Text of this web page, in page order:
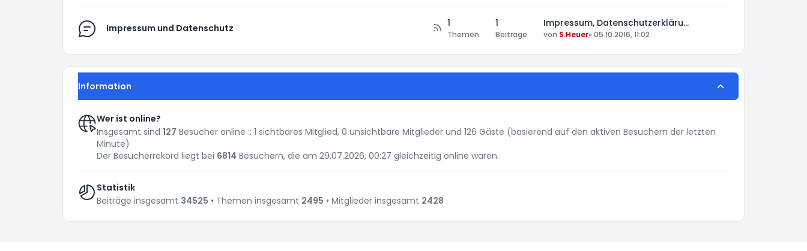
Impressum und Datenschutz 1
Themen
1
Beiträge
Impressum, Datenschutzerkläru…
von S.Heuer» 05.10.2016, 11:02
Information
Wer ist online?
Insgesamt sind 127 Besucher online :: 1 sichtbares Mitglied, 0 unsichtbare Mitglieder und 126 Gäste (basierend auf den aktiven Besuchern der letzten
Minute)
Der Besucherrekord liegt bei 6814 Besuchern, die am 29.07.2026, 00:27 gleichzeitig online waren.
Statistik
Beiträge insgesamt 34525 • Themen insgesamt 2495 • Mitglieder insgesamt 2428